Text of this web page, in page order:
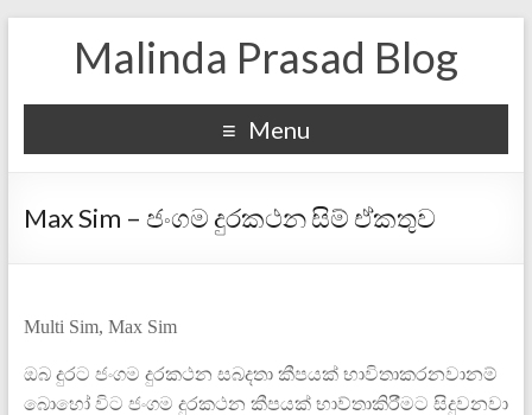
Malinda Prasad Blog
Menu
Max Sim – ජංගම දුරකථන සිම් ඒකතුව
Multi Sim, Max Sim
ඔබ දුරට ජංගම දුරකථන සබදතා කීපයක් භ‍ාවිතාකරනවානම්
බොහෝ විට ජංගම දුරකථන කීපයක් භාව්තාකිර‍ීම‍ට සිදුවනවා